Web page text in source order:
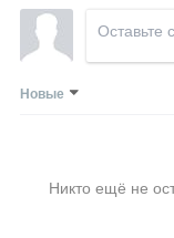
Новые
Никто ещё не